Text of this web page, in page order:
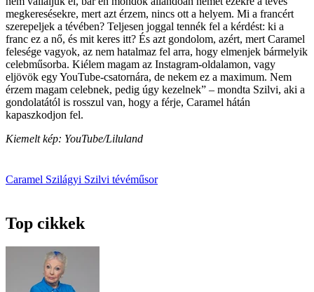
megkeresésekre, mert azt érzem, nincs ott a helyem. Mi a francért
szerepeljek a tévében? Teljesen joggal tennék fel a kérdést: ki a
franc ez a nő, és mit keres itt? És azt gondolom, azért, mert Caramel
felesége vagyok, az nem hatalmaz fel arra, hogy elmenjek bármelyik
celebműsorba. Kiélem magam az Instagram-oldalamon, vagy
eljövök egy YouTube-csatornára, de nekem ez a maximum. Nem
érzem magam celebnek, pedig úgy kezelnek” – mondta Szilvi, aki a
gondolatától is rosszul van, hogy a férje, Caramel hátán
kapaszkodjon fel.
Kiemelt kép: YouTube/Liluland
Caramel Szilágyi Szilvi tévéműsor
Top cikkek